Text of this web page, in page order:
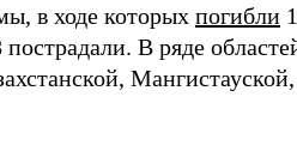
в ходе которых погибли
В ряде